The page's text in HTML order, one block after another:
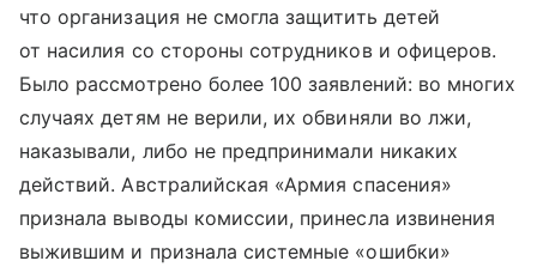
что организация не смогла защитить детей
от насилия со стороны сотрудников и офицеров.
Было рассмотрено более 100 заявлений: во многих
случаях детям не верили, их обвиняли во лжи,
наказывали, либо не предпринимали никаких
действий. Австралийская «Армия спасения»
признала выводы комиссии, принесла извинения
выжившим и признала системные «ошибки»